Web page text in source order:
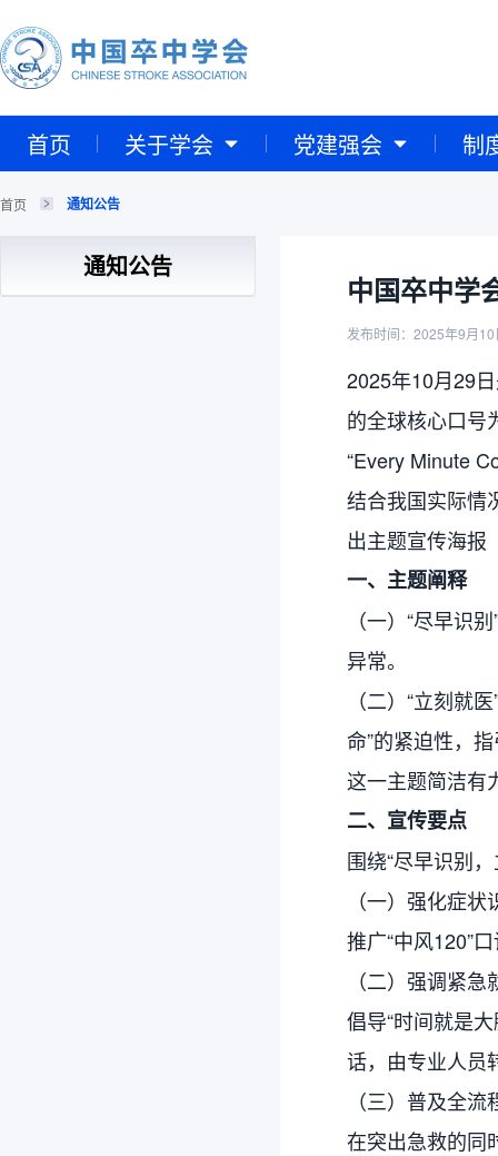
首页 关于学会 党建强会 制
首页 通知公告
通知公告
中国卒中学
发布时间：2025年9月10
2025年10月29
的全球核心口号
“Every Minute
结合我国实际情
出主题宣传海报
一、主题阐释
（一）“尽早识
异常。
（二）“立刻就
命”的紧迫性，
这一主题简洁有
二、宣传要点
围绕“尽早识别
（一）强化症
推广“中风120”
（二）强调紧
倡导“时间就是
话，由专业人员
（三）普及全
在突出急救的同